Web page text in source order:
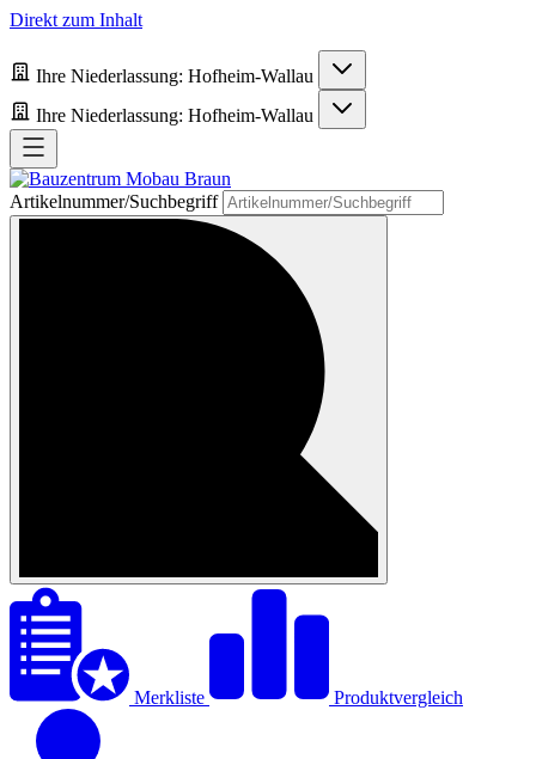
Direkt zum Inhalt
Ihre Niederlassung: Hofheim-Wallau
Ihre Niederlassung: Hofheim-Wallau
Artikelnummer/Suchbegriff
Merkliste Produktvergleich